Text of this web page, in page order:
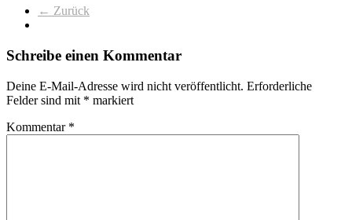
← Zurück
Schreibe einen Kommentar
Deine E-Mail-Adresse wird nicht veröffentlicht. Erforderliche
Felder sind mit * markiert
Kommentar *